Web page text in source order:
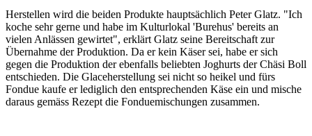
Herstellen wird die beiden Produkte hauptsächlich Peter Glatz. "Ich
koche sehr gerne und habe im Kulturlokal 'Burehus' bereits an
vielen Anlässen gewirtet", erklärt Glatz seine Bereitschaft zur
Übernahme der Produktion. Da er kein Käser sei, habe er sich
gegen die Produktion der ebenfalls beliebten Joghurts der Chäsi Boll
entschieden. Die Glaceherstellung sei nicht so heikel und fürs
Fondue kaufe er lediglich den entsprechenden Käse ein und mische
daraus gemäss Rezept die Fonduemischungen zusammen.